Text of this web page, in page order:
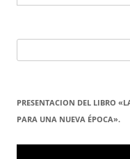
PRESENTACION DEL LIBRO
PARA UNA NUEVA ÉPOCA».